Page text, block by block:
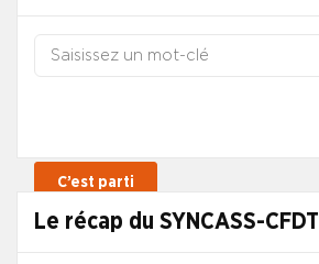
Le récap du SYNCASS-CFDT